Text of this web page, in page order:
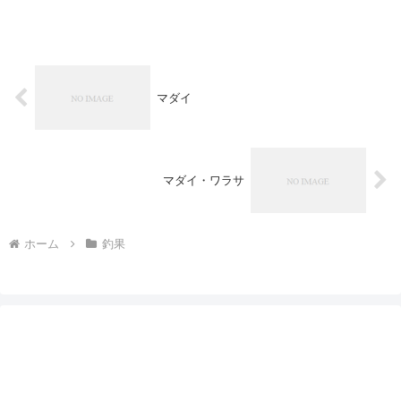
マダイ
マダイ・ワラサ
ホーム 釣果